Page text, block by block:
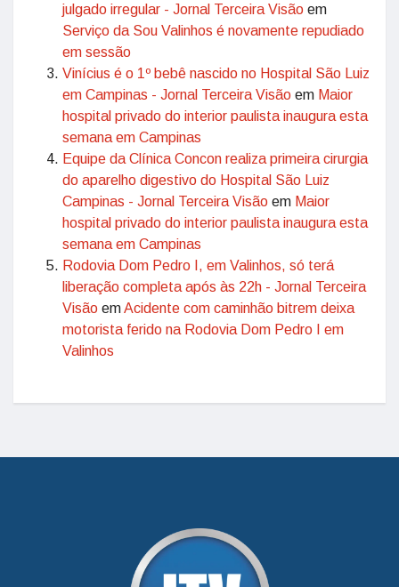
julgado irregular - Jornal Terceira Visão em
Serviço da Sou Valinhos é novamente repudiado
em sessão
Vinícius é o 1º bebê nascido no Hospital São Luiz
em Campinas - Jornal Terceira Visão em Maior
hospital privado do interior paulista inaugura esta
semana em Campinas
Equipe da Clínica Concon realiza primeira cirurgia
do aparelho digestivo do Hospital São Luiz
Campinas - Jornal Terceira Visão em Maior
hospital privado do interior paulista inaugura esta
semana em Campinas
Rodovia Dom Pedro I, em Valinhos, só terá
liberação completa após às 22h - Jornal Terceira
Visão emAcidente com caminhão bitrem deixa
motorista ferido na Rodovia Dom Pedro I em
Valinhos